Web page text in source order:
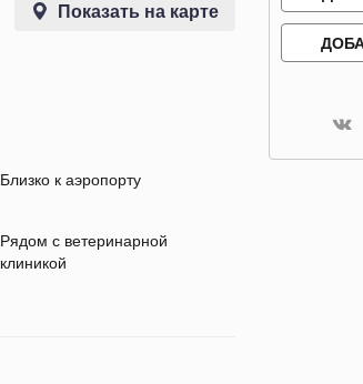
Показать на карте
Близко к аэропорту
Рядом с ветеринарной
клиникой